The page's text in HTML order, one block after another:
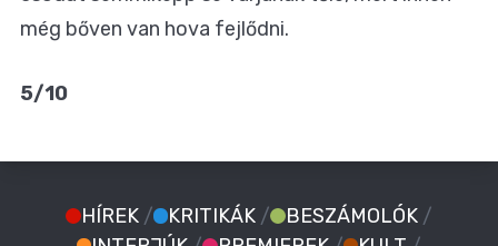
még bőven van hova fejlődni.
5/10
HÍREK / KRITIKÁK / BESZÁMOLÓK /